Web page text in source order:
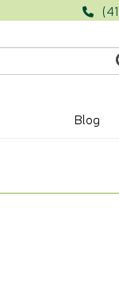
Blog